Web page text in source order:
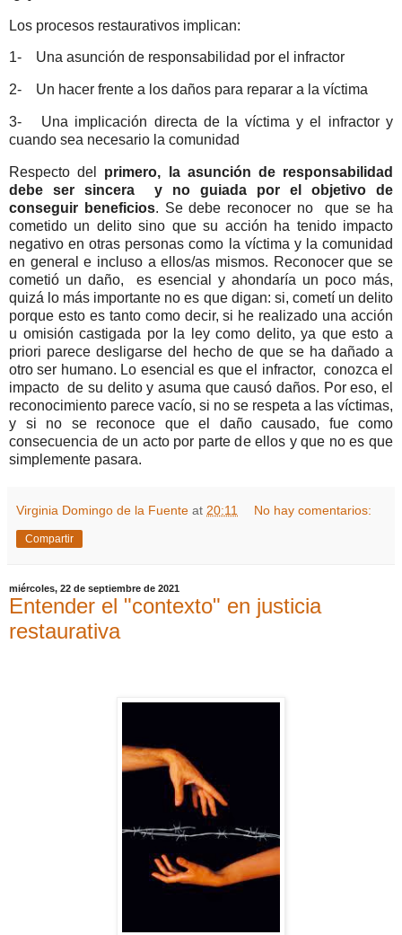
Los procesos restaurativos implican:
1- Una asunción de responsabilidad por el infractor
2- Un hacer frente a los daños para reparar a la víctima
3- Una implicación directa de la víctima y el infractor y
cuando sea necesario la comunidad
Respecto del
primero, la asunción de responsabilidad
debe ser sincera y no guiada por el objetivo de
conseguir beneficios. Se debe reconocer no que se ha
cometido un delito sino que su acción ha tenido impacto
negativo en otras personas como la víctima y la comunidad
en general e incluso a ellos/as mismos. Reconocer que se
cometió un daño, es esencial y ahondaría un poco más,
quizá lo más importante no es que digan: si, cometí un delito
porque esto es tanto como decir, si he realizado una acción
u omisión castigada por la ley como delito, ya que esto a
priori parece desligarse del hecho de que se ha dañado a
otro ser humano. Lo esencial es que el infractor, conozca el
impacto de su delito y asuma que causó daños. Por eso, el
reconocimiento parece vacío, si no se respeta a las víctimas,
y si no se reconoce que el daño causado, fue como
consecuencia de un acto por parte de ellos y que no es que
simplemente pasara.
Virginia Domingo de la Fuente at 20:11 No hay comentarios:
Compartir
miércoles, 22 de septiembre de 2021
Entender el "contexto" en justicia
restaurativa